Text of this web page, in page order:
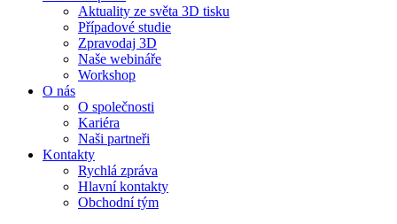
Aktuality ze světa 3D tisku
Případové studie
Zpravodaj 3D
Naše webináře
Workshop
O nás
O společnosti
Kariéra
Naši partneři
Kontakty
Rychlá zpráva
Hlavní kontakty
Obchodní tým